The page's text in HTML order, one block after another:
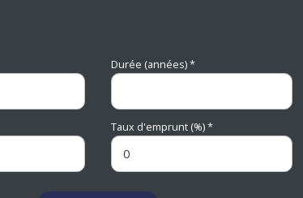
Durée (années) *
Taux d'emprunt (%) *